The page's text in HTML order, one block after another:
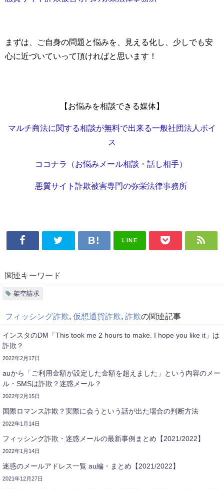
まずは、ご自身の問題と悩みを、見える化し、 少しでも安
心に近づいていって頂ければと思います！
【お悩みを相談できる媒体】
マルチ商法に関する相談が無料で出来る一般社団法人ボイ
ス
ココナラ（お悩みメール相談・話し相手）
悪質サイト詐欺被害専門の弥栄法律事務所
LINE
関連キーワード
架空請求
フィッシング詐欺 仮想通貨詐欺 詐欺の関連記事
インスタのDM「This took me 2 hours to make. I hope you like it」は
詐欺？
2022年2月17日
auから「ご利用金額が設定した金額を超えました」という内容のメー
ル・SMSは詐欺？迷惑メール？
2022年2月15日
国際ロマンス詐欺？実際に会うという話が出た場合の判断方法
2022年1月14日
フィッシング詐欺・迷惑メールの最新事例まとめ【2021/2022】
2022年1月14日
迷惑のメールアドレス一覧 au編・まとめ【2021/2022】
2021年12月27日